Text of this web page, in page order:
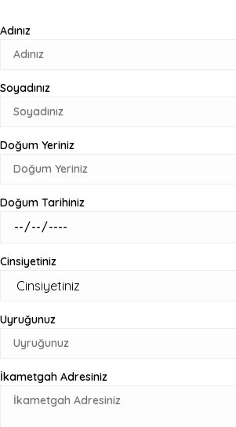
Adınız
Soyadınız
Doğum Yeriniz
Doğum Tarihiniz
Cinsiyetiniz
Uyruğunuz
İkametgah Adresiniz